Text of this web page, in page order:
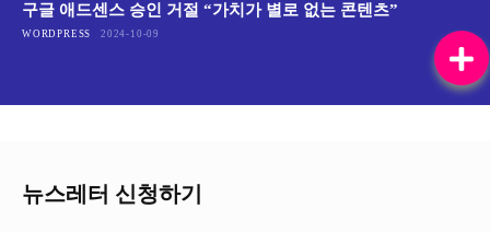
구글 애드센스 승인 거절 “가치가 별로 없는 콘텐츠”
WORDPRESS 2024-10-09
뉴스레터 신청하기